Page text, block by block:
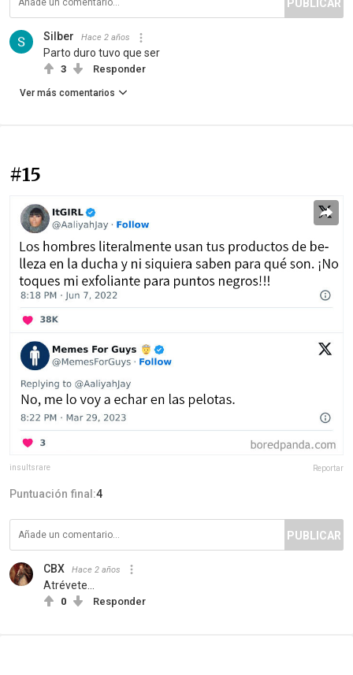
PUBLICAR
Silber Hace 2 años
Parto duro tuvo que ser
3 Responder
Ver más comentarios
#15
insultsrare Reportar
Puntuación final:4
PUBLICAR
CBX Hace 2 años
Atrévete...
0 Responder